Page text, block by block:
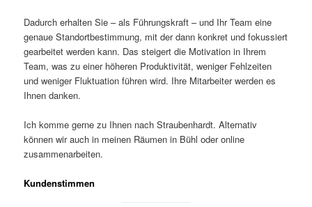
Dadurch erhalten Sie – als Führungskraft – und Ihr Team eine
genaue Standortbestimmung, mit der dann konkret und fokussiert
gearbeitet werden kann. Das steigert die Motivation in Ihrem
Team, was zu einer höheren Produktivität, weniger Fehlzeiten
und weniger Fluktuation führen wird. Ihre Mitarbeiter werden es
Ihnen danken.
Ich komme gerne zu Ihnen nach Straubenhardt. Alternativ
können wir auch in meinen Räumen in Bühl oder online
zusammenarbeiten.
Kundenstimmen